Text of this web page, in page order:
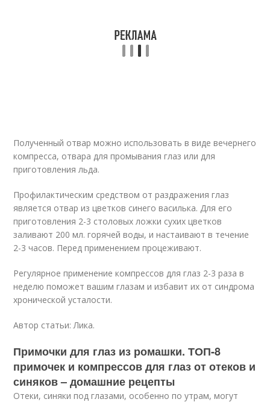
Полученный отвар можно использовать в виде вечернего
компресса, отвара для промывания глаз или для
приготовления льда.
Профилактическим средством от раздражения глаз
является отвар из цветков синего василька. Для его
приготовления 2-3 столовых ложки сухих цветков
заливают 200 мл. горячей воды, и настаивают в течение
2-3 часов. Перед применением процеживают.
Регулярное применение компрессов для глаз 2-3 раза в
неделю поможет вашим глазам и избавит их от синдрома
хронической усталости.
Автор статьи: Лика.
Примочки для глаз из ромашки. ТОП-8
примочек и компрессов для глаз от отеков и
синяков – домашние рецепты
Отеки, синяки под глазами, особенно по утрам, могут